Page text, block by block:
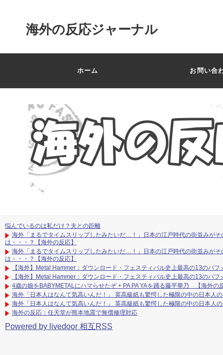
海外の反応ジャーナル
ホーム お問い合
悩んでいるのは私だけ？夫との距離
海外「まるでタイムスリップしたみたいだ…！」日本の江戸時代の街並みが
は・・・？【海外の反応】
海外「まるでタイムスリップしたみたいだ…！」日本の江戸時代の街並みが
は・・・？【海外の反応】
【海外】Metal Hammer：ダウンロード・フェスティバル史上最高の13のパフ
【海外】Metal Hammer：ダウンロード・フェスティバル史上最高の13のパフ
4歳の娘をBABYMETALにハマらせたぞ + PA PA YAを踊る藤平華乃 【海外の
海外「日本人はなんて気高いんだ！」 英高級紙も驚愕した極限の中の日本人
海外「日本人はなんて気高いんだ！」 英高級紙も驚愕した極限の中の日本人
海外の反応：任天堂が熊本地震で無償修理対応
Powered by livedoor 相互RSS